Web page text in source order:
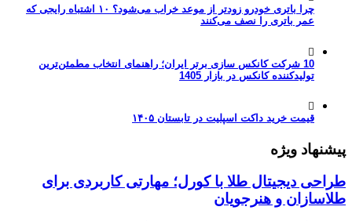
چرا باتری خودرو زودتر از موعد خراب می‌شود؟ ۱۰ اشتباه رایجی که
عمر باتری را نصف می‌کنند
10 شرکت کانکس سازی برتر ایران؛ راهنمای انتخاب مطمئن‌ترین
تولیدکننده کانکس در بازار 1405
قیمت خرید داکت اسپلیت در تابستان ۱۴۰۵
پیشنهاد ویژه
طراحی دیجیتال طلا با کورل؛ مهارتی کاربردی برای
طلاسازان و هنرجویان